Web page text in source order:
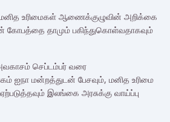
உரிமைகள் ஆணைக்குழுவின் அறிக்கை
கோபத்தை தாமும் பகிந்துகொள்வதாகவும்
செப்டம்பர் வரை
ஐநா மன்றத்துடன் பேசவும், மனித உரிமை
இலங்கை அரசுக்கு வாய்ப்பு